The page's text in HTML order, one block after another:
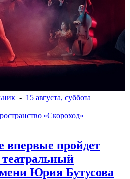
- 15 августа, суббота
«Скороход»
впервые пройдет
Юрия Бутусова